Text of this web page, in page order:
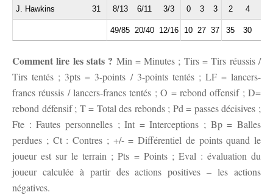
J. Hawkins 31 8/13 6/11 3/3 0 3 3 2 4
49/85 20/40 12/16 10 27 37 35 30
Comment lire les stats ? Min = Minutes ; Tirs = Tirs réussis /
Tirs tentés ; 3pts = 3-points / 3-points tentés ; LF = lancers-
francs réussis / lancers-francs tentés ; O = rebond offensif ; D=
rebond défensif ; T = Total des rebonds ; Pd = passes décisives ;
Fte : Fautes personnelles ; Int = Interceptions ; Bp = Balles
perdues ; Ct : Contres ; +/- = Différentiel de points quand le
joueur est sur le terrain ; Pts = Points ; Eval : évaluation du
joueur calculée à partir des actions positives – les actions
négatives.